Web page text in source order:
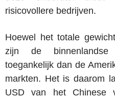
risicovollere bedrijven.
Hoewel het totale
zijn de
toegankelijk dan de
markten. Het is daarom
USD van het Chinese